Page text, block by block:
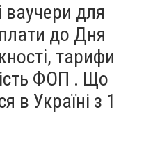
ваучери для
до Дня
тарифи
ФОП . Що
в Україні з 1